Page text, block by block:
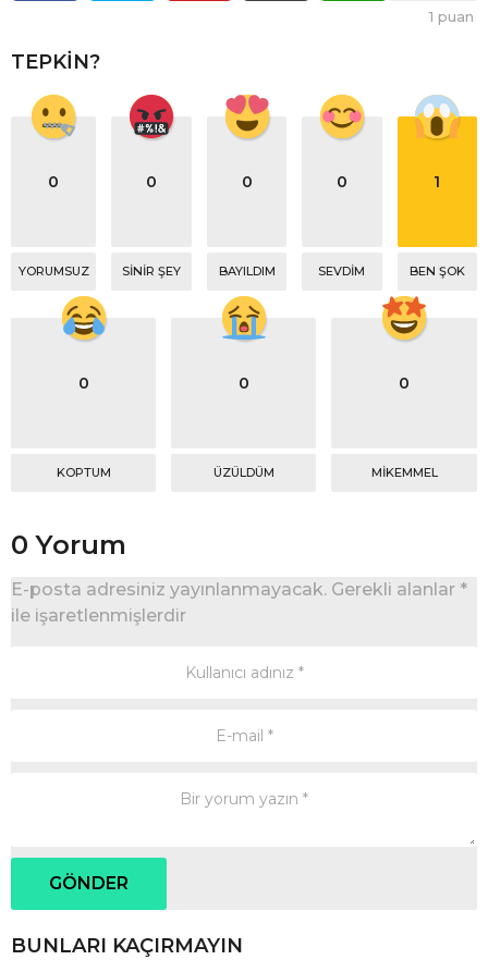
1 puan
TEPKIN?
0
YORUMSUZ
0
SINIR ŞEY
0
BAYILDIM
0
SEVDIM
1
BEN ŞOK
0
KOPTUM
0
ÜZÜLDÜM
0
MIKEMMEL
0 Yorum
E-posta adresiniz yayınlanmayacak. Gerekli alanlar *
ile işaretlenmişlerdir
BUNLARI KAÇIRMAYIN